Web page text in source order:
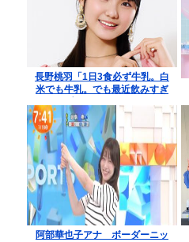
長野桃羽「1日3食必ず牛乳。白
米でも牛乳。でも最近飲みすぎ
阿部華也子アナ ボーダーニッ